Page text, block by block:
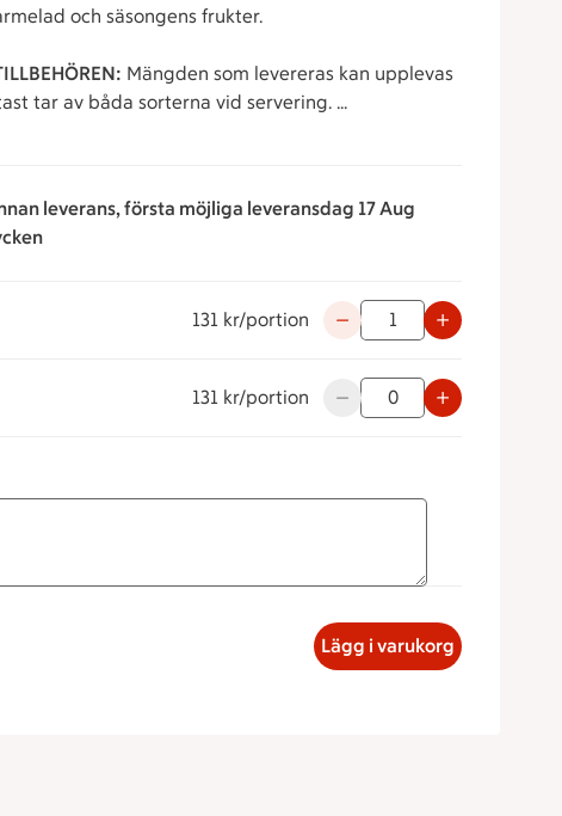
och säsongens frukter.
Mängden som levereras kan upplevas
tar av båda sorterna vid servering.
leverans, första möjliga leveransdag 17 Aug
131 kr/portion Använd knapparna för att
131 kr/portion Använd knapparna för att
Pastasallad, 131 kronor
Lägg i varukorg